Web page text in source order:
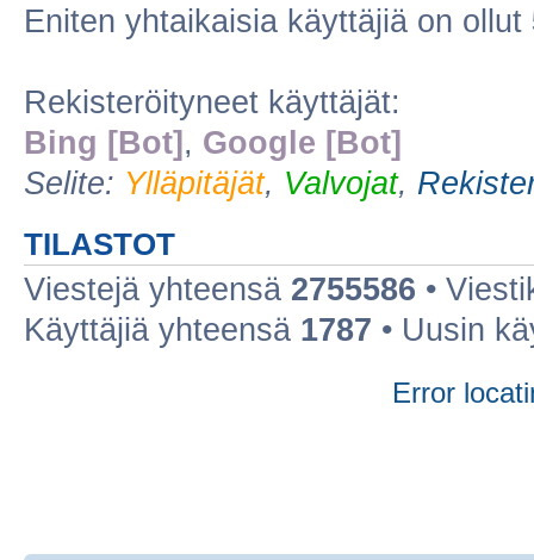
Eniten yhtaikaisia käyttäjiä on ollut
Rekisteröityneet käyttäjät:
Bing [Bot] , Google [Bot]
Selite: Ylläpitäjät, Valvojat,
TILASTOT
Viestejä yhteensä 2755586 •
Käyttäjiä yhteensä 1787 • Uusin
Error